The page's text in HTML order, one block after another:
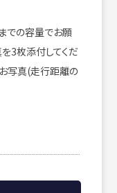
での容量でお願
3枚添付してくだ
写真(走行距離の